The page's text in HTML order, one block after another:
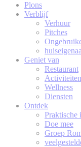
Plons
Verblijf
Verhuur
Pitches
Geniet van
Restaurant
Activiteiten
Wellness
Diensten
Ontdek
Praktische
Doe mee
Groep